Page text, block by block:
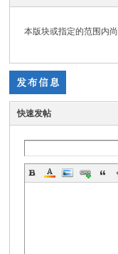
右
本版块或指定的范围内
快速发帖